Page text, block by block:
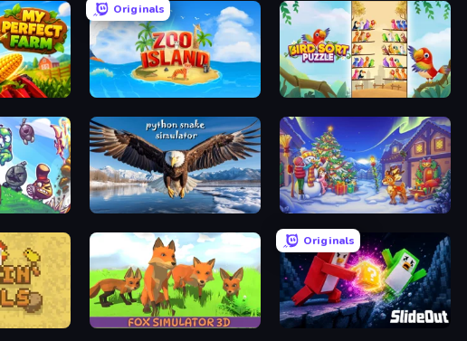
Originals
Zoo Island Bird Sort Puzzle
Python Snake Simulator Snow Farm Happy New Year
Fox Simulator 3D
Originals
Slide Out